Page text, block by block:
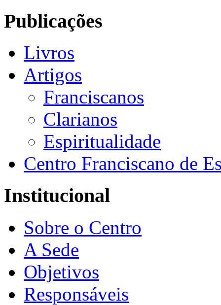
Publicações
Livros
Artigos
Franciscanos
Clarianos
Espiritualidade
Centro Franciscano de
Institucional
Sobre o Centro
A Sede
Objetivos
Responsáveis